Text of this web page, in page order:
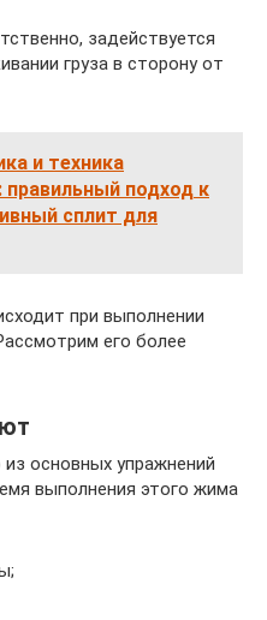
задействуется
груза в сторону от
и техника
подход к
сплит для
при выполнении
его более
основных упражнений
выполнения этого жима